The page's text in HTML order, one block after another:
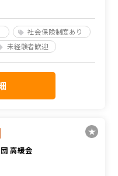
社会保険制度あり
未経験者歓迎
高緩会